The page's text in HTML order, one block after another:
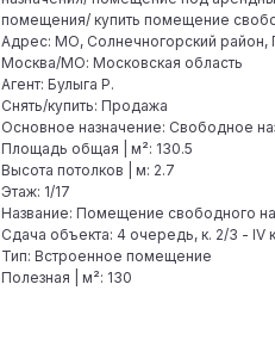
помещения/ купить помещение
Адрес: МО, Солнечногорский район,
Москва/МО: Московская область
Агент: Булыга Р.
Снять/купить: Продажа
Основное назначение: Свободное
Площадь общая | м²: 130.5
Высота потолков | м: 2.7
Этаж: 1/17
Название: Помещение свободного
Сдача объекта: 4 очередь, к. 2/3 - IV
Тип: Встроенное помещение
Полезная | м²: 130